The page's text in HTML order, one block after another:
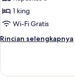
King
View)
untuk
Kamar,
1
King
1 king
Wi-Fi Gratis
Rincian selengkapnya
Rincian
Kamar,